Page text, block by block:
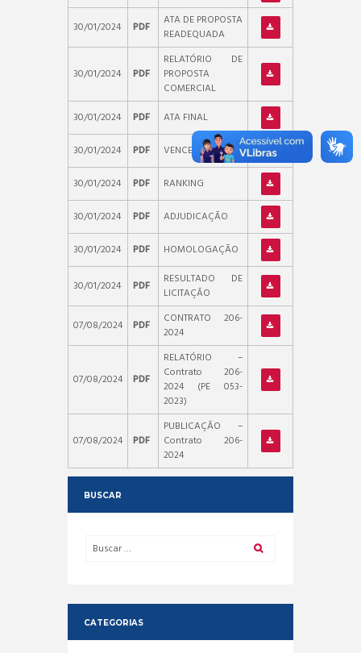
30/01/2024 PDF
ATA DE PROPOSTA
READEQUADA
30/01/2024 PDF
RELATÓRIO DE
PROPOSTA
COMERCIAL
30/01/2024
PDF ATA FINAL
30/01/2024 PDF VENCEDORES
30/01/2024 PDF RANKING
30/01/2024 PDF ADJUDICAÇÃO
30/01/2024 PDF HOMOLOGAÇÃO
30/01/2024 PDF
RESULTADO DE
LICITAÇÃO
07/08/2024
PDF
CONTRATO 206-
2024
07/08/2024 PDF
RELATÓRIO –
Contrato 206-
2024 (PE 053-
2023)
07/08/2024 PDF
PUBLICAÇÃO –
Contrato 206-
2024
BUSCAR
CATEGORIAS